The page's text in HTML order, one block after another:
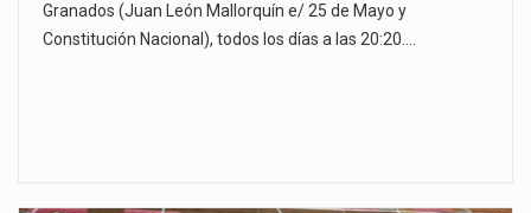
Granados (Juan León Mallorquín e/ 25 de Mayo y
Constitución Nacional), todos los días a las 20:20.…